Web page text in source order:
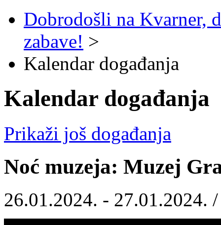
Dobrodošli na Kvarner,
zabave! >
Kalendar događanja
Kalendar događanja
Prikaži još događanja
Noć muzeja: Muzej
26.01.2024. - 27.01.2024.